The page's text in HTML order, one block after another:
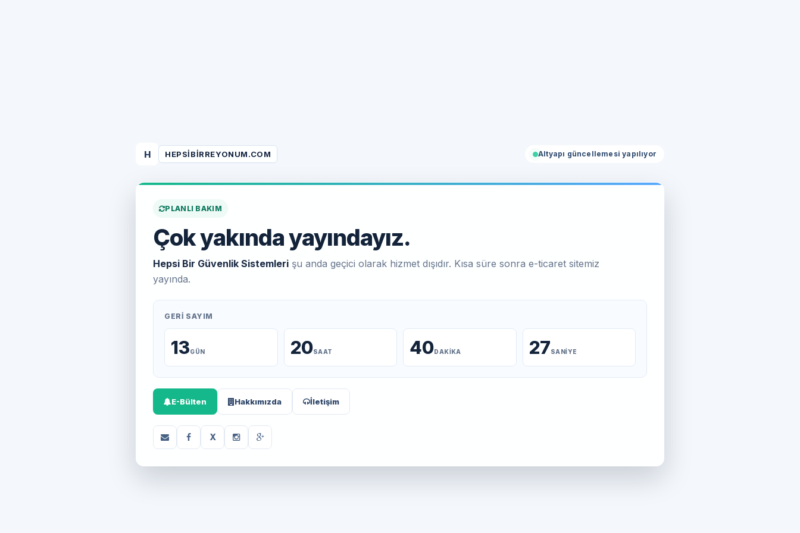
H HEPSIBIRREYONUM.COM Altyapı güncellemesi yapılıyor
PLANLI BAKIM
Çok yakında yayındayız.
Hepsi Bir Güvenlik Sistemleri şu anda geçici olarak hizmet dışıdır. Kısa süre sonra e-ticaret sitemiz
yayında.
GERI SAYIM
13GÜN 20SAAT 40DAKIKA 26SANIYE
E-Bülten Hakkımızda İletişim
X